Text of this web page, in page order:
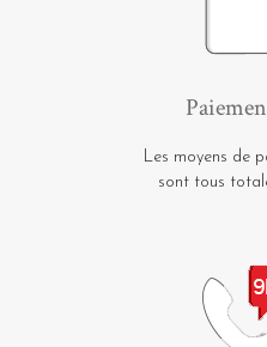
Les moyens de
sont tous